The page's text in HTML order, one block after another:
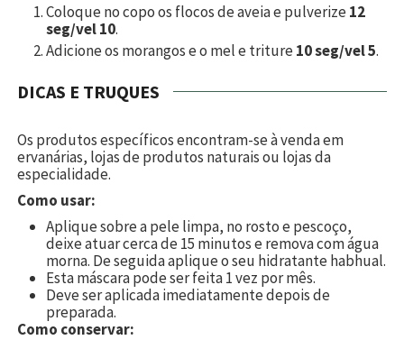
Coloque no copo os flocos de aveia e pulverize12
seg/vel 10.
Adicione os morangos e o mel e triture10 seg/vel 5.
DICAS E TRUQUES
Os produtos específicos encontram-se à venda em
ervanárias, lojas de produtos naturais ou lojas da
especialidade.
Como usar:
Aplique sobre a pele limpa, no rosto e pescoço,
deixe atuar cerca de 15 minutos e remova com água
morna. De seguida aplique o seu hidratante habhual.
Esta máscara pode ser feita 1 vez por mês.
Deve ser aplicada imediatamente depois de
preparada.
Como conservar: